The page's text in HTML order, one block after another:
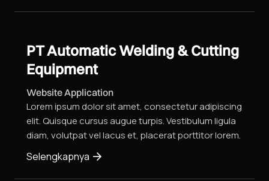
PT Automatic Welding & Cutting
Equipment
Website Application
Lorem ipsum dolor sit amet, consectetur adipiscing
elit. Quisque cursus augue turpis. Vestibulum ligula
diam, volutpat vel lacus et, placerat porttitor lorem.
Selengkapnya